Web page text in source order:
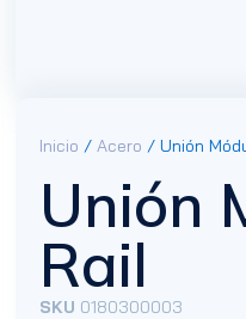
Inicio /Acero / Unión
Unión
Rail
SKU 0180300003